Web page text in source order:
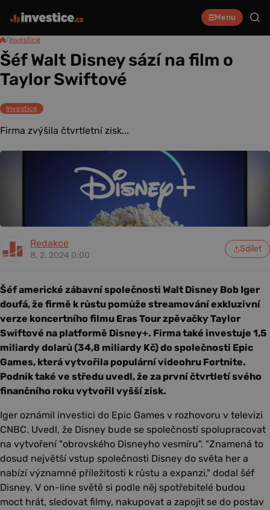
Menu
/Investice
Šéf Walt Disney sází na film o
Taylor Swiftové
Investice
Firma zvýšila čtvrtletní zisk...
Redakce
8. 2. 2024 0:00
Sdílet
Šéf americké zábavní společnosti Walt Disney Bob Iger
doufá, že firmě k růstu pomůže streamování exkluzivní
verze koncertního filmu Eras Tour zpěvačky Taylor
Swiftové na platformě Disney+. Firma také investuje 1,5
miliardy dolarů (34,8 miliardy Kč) do společnosti Epic
Games, která vytvořila populární videohru Fortnite.
Podnik také ve středu uvedl, že za první čtvrtletí svého
finančního roku vytvořil vyšší zisk.
Iger oznámil investici do Epic Games v rozhovoru v televizi
CNBC. Uvedl, že Disney bude se společností spolupracovat
na vytvoření "obrovského Disneyho vesmíru". "Znamená to
dosud největší vstup společnosti Disney do světa her a
nabízí významné příležitosti k růstu a expanzi," dodal šéf
Disney. V on-line světě si podle něj spotřebitelé budou
moct hrát, sledovat filmy, nakupovat a zapojit se do postav